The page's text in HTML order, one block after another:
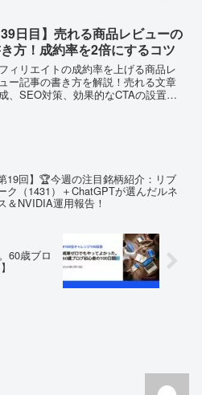
で投資を始めたけど...
39日目】売れる商品レビューの
方！成約率を2倍にするコツ
ィリエイトの成約率を上げる商品レ
ー記事の書き方を解説！売れる文章
、SEO対策、効果的なCTAの設置方
第19回】🏆今週の注目銘柄紹介：リブ
ク（1431）＋ChatGPTが選んだルネ
＆NVIDIA運用報告！
60歳ブロ